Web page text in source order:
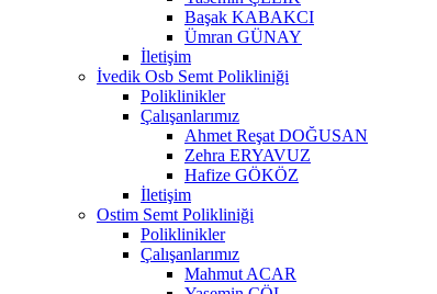
Başak KABAKCI
Ümran GÜNAY
İletişim
İvedik Osb Semt Polikliniği
Poliklinikler
Çalışanlarımız
Ahmet Reşat DOĞUSAN
Zehra ERYAVUZ
Hafize GÖKÖZ
İletişim
Ostim Semt Polikliniği
Poliklinikler
Çalışanlarımız
Mahmut ACAR